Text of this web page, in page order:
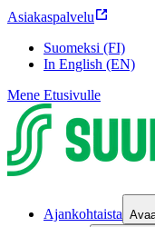
Asiakaspalvelu
Suomeksi (FI)
In English (EN)
Mene Etusivulle
Ajankohtaista